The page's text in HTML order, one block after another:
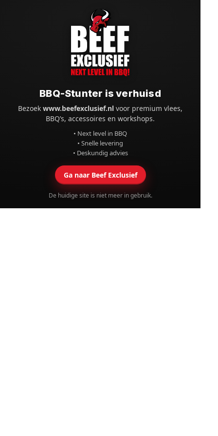
BBQ-Stunter is verhuisd
Bezoekwww.beefexclusief.nl voor premium vlees,
BBQ’s, accessoires en workshops.
• Next level in BBQ
• Snelle levering
• Deskundig advies
Ga naar Beef Exclusief
De huidige site is niet meer in gebruik.